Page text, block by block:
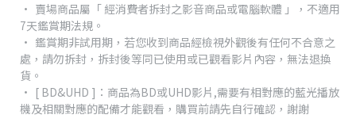
賣場商品屬「 經消費者拆封之影音商品或電腦軟體 」，不適用
7天鑑賞期法規。
鑑賞期非試用期，若您收到商品經檢視外觀後有任何不合意之
處，請勿拆封，拆封後等同已使用或已觀看影片內容，無法退換
貨。
[ BD&UHD ]：商品為BD或UHD影片,需要有相對應的藍光播放
機及相關對應的配備才能觀看，購買前請先自行確認，謝謝